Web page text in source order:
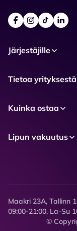
Järjestäjille
Tietoa yrityksestä
Kuinka ostaa
Lipun vakuutus
Maakri 23A, Tallinn
09:00-21:00, La-Su
©